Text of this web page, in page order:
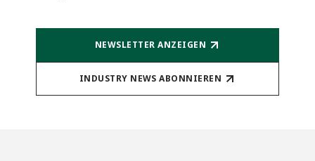
NEWSLETTER ANZEIGEN
INDUSTRY NEWS ABONNIEREN